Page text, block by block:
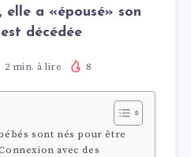
elle a «épousé» son
décédée
2 min. à lire 8
sont nés pour être
avec des